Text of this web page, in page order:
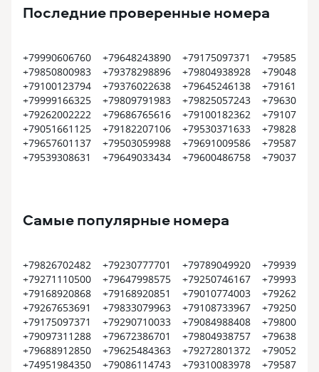
Последние проверенные номера
+79990606760
+79850800983
+79100123794
+79999166325
+79262002222
+79051661125
+79657601137
+79539308631
+79648243890
+79378298896
+79376022638
+79809791983
+79686765616
+79182207106
+79503059988
+79649033434
+79175097371
+79804938928
+79645246138
+79825057243
+79100182362
+79530371633
+79691009586
+79600486758
Самые популярные номера
+79826702482
+79271110500
+79168920868
+79267653691
+79175097371
+79097311288
+79688912850
+74951984350
+79230777701
+79647998575
+79168920851
+79833079963
+79290710033
+79672386701
+79625484363
+79086114743
+79789049920
+79250746167
+79010774003
+79108733967
+79084988408
+79804938757
+79272801372
+79310083978